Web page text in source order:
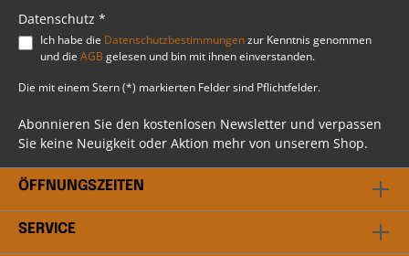
Datenschutz *
Ich habe die Datenschutzbestimmungenzur Kenntnis genommen
und die AGB gelesen und bin mit ihnen einverstanden.
Die mit einem Stern (*) markierten Felder sind Pflichtfelder.
Abonnieren Sie den kostenlosen Newsletter und verpassen
Sie keine Neuigkeit oder Aktion mehr von unserem Shop.
ÖFFNUNGSZEITEN
SERVICE